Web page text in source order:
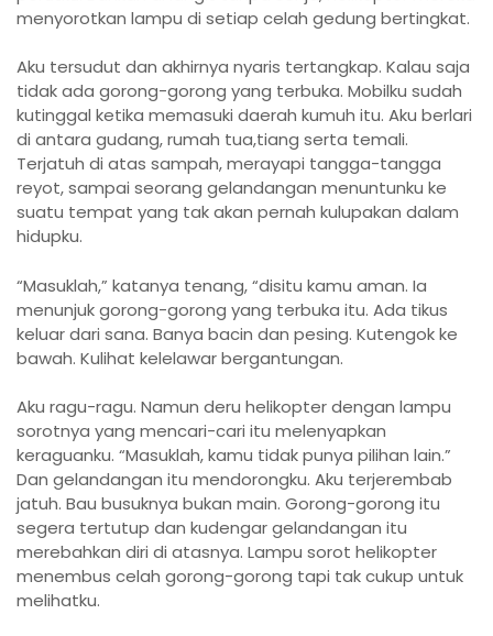
menyorotkan lampu di setiap celah gedung bertingkat.
Aku tersudut dan akhirnya nyaris tertangkap. Kalau saja
tidak ada gorong-gorong yang terbuka. Mobilku sudah
kutinggal ketika memasuki daerah kumuh itu. Aku berlari
di antara gudang, rumah tua,tiang serta temali.
Terjatuh di atas sampah, merayapi tangga-tangga
reyot, sampai seorang gelandangan menuntunku ke
suatu tempat yang tak akan pernah kulupakan dalam
hidupku.
“Masuklah,” katanya tenang, “disitu kamu aman. Ia
menunjuk gorong-gorong yang terbuka itu. Ada tikus
keluar dari sana. Banya bacin dan pesing. Kutengok ke
bawah. Kulihat kelelawar bergantungan.
Aku ragu-ragu. Namun deru helikopter dengan lampu
sorotnya yang mencari-cari itu melenyapkan
keraguanku. “Masuklah, kamu tidak punya pilihan lain.”
Dan gelandangan itu mendorongku. Aku terjerembab
jatuh. Bau busuknya bukan main. Gorong-gorong itu
segera tertutup dan kudengar gelandangan itu
merebahkan diri di atasnya. Lampu sorot helikopter
menembus celah gorong-gorong tapi tak cukup untuk
melihatku.